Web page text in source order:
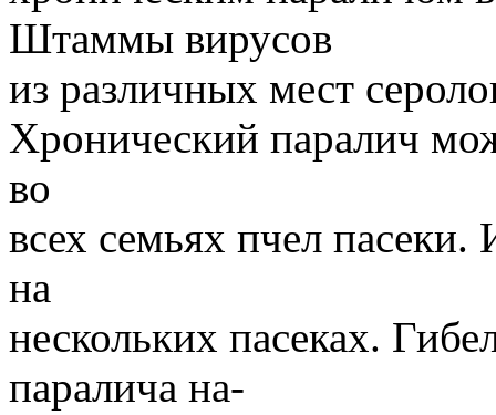
Штаммы вирусов
из различных мест
Хронический паралич
во
всех семьях пчел пасеки.
на
нескольких пасеках.
паралича на-